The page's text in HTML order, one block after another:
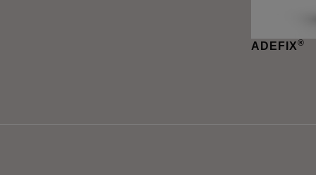
ADEFIX®